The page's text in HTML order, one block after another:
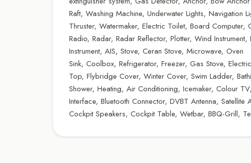
Raft, Washing Machine, Underwater Lights, Navigation
Thruster, Watermaker, Electric Toilet, Board
Radio, Radar, Radar Reflector, Plotter, Wind Instrument,
Instrument, AIS, Stove, Ceran Stove, Microwave, Oven
Sink, Coolbox, Refrigerator, Freezer, Gas Stove,
Top, Flybridge Cover, Winter Cover, Swim Ladder,
Shower, Heating, Air Conditioning, Icemaker, Colour
Interface, Bluetooth Connector, DVBT Antenna, Satellite
Cockpit Speakers, Cockpit Table, Wetbar, BBQ-Grill,